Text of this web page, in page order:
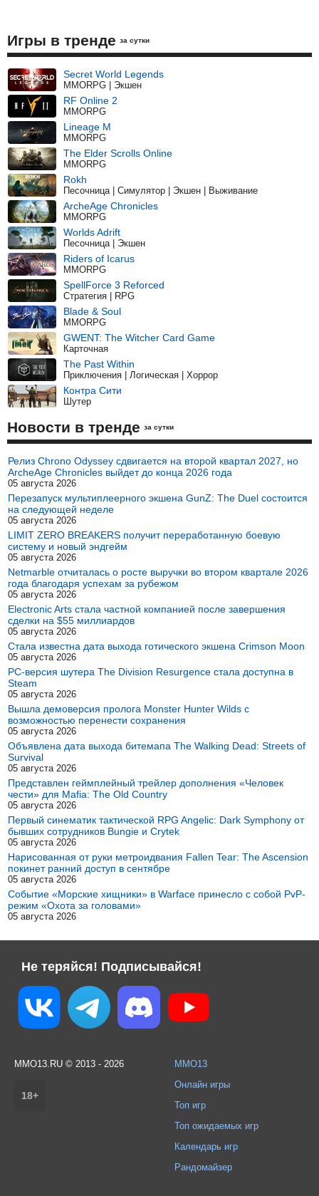
Игры в тренде за сутки
Secret World Legends
MMORPG | Экшен
RF Online 2
MMORPG
Lineage M
MMORPG
The Elder Scrolls Online
MMORPG
Rokh
Песочница | Симулятор | Экшен | Выживание
ArcheAge Chronicles
MMORPG
Worlds Adrift
Песочница | Экшен
Riders of Icarus
MMORPG
SpellForce 3 Reforced
Стратегия | RPG
Blade & Soul
MMORPG
GWENT: The Witcher Card Game
Карточная
The Past Within
Приключения | Логическая | Хоррор
Контра Сити
Шутер
Новости в тренде за сутки
Релиз Chrono Odyssey сдвигается на второй квартал 2027, но
ArcheAge Chronicles выйдет до конца 2026 года
05 августа 2026
Перезапуск мультиплеерного экшена GunZ: The Duel состоится
на следующей неделе
05 августа 2026
LIMIT ZERO BREAKERS получит переработанную боевую
систему и новый эндгейм
05 августа 2026
Netmarble отчиталась о росте выручки во втором квартале 2026
года благодаря успехам за рубежом
05 августа 2026
Electronic Arts стала частной компанией после завершения
сделки на $55 миллиардов
05 августа 2026
Стала известна дата выхода готического экшена Crimson Moon
05 августа 2026
PC-версия шутера The Division Resurgence стала доступна в
Steam
05 августа 2026
Вышла демоверсия пролога Monster Hunter Wilds с
возможностью перенести сохранения
05 августа 2026
Объявлена дата выхода битемапа The Walking Dead: Streets of
Survival
05 августа 2026
Представлен геймплейный трейлер дополнения «Человек
чести» для Mafia: The Old Country
05 августа 2026
Первый синематик тактической RPG Angelic: Dark Symphony от
бывших сотрудников Bungie и Crytek
05 августа 2026
Нарисованная от руки метроидвания Fallen Tear: The Ascension
покинет ранний доступ в сентябре
05 августа 2026
Событие «Морские хищники» в Warface принесло с собой PvP-
режим «Охота за головами»
05 августа 2026
Не теряйся! Подписывайся!
MMO13.RU © 2013 - 2026
18+
MMO13
Онлайн игры
Топ игр
Топ ожидаемых игр
Календарь игр
Рандомайзер